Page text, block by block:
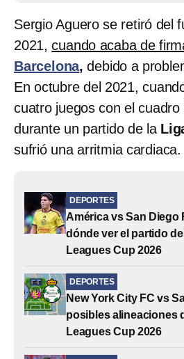
Sergio Aguero se retiró del
2021,cuando acaba de
Barcelona, debido a
En octubre del 2021,
cuatro juegos con el cuadro
durante un partido de la
sufrió una arritmia cardiaca.
DEPORTES
América vs San Diego
dónde ver el partido
Leagues Cup 2026
DEPORTES
New York City FC vs
posibles alineaciones
Leagues Cup 2026